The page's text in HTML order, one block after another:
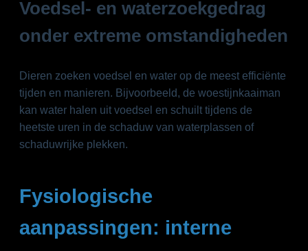
Voedsel- en waterzoekgedrag
onder extreme omstandigheden
Dieren zoeken voedsel en water op de meest efficiënte
tijden en manieren. Bijvoorbeeld, de woestijnkaaiman
kan water halen uit voedsel en schuilt tijdens de
heetste uren in de schaduw van waterplassen of
schaduwrijke plekken.
Fysiologische
aanpassingen: interne